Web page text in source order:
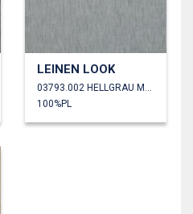
LEINEN LOOK
100%PL